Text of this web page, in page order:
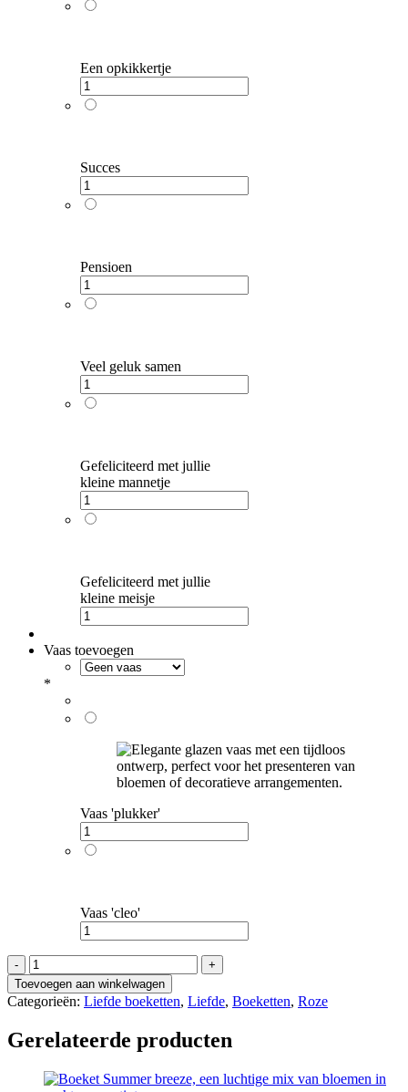
Een opkikkertje
Succes
Pensioen
Veel geluk samen
Gefeliciteerd met jullie
kleine mannetje
Gefeliciteerd met jullie
kleine meisje
Vaas toevoegen
*
Vaas 'plukker'
Vaas 'cleo'
Priscilla
aantal
Toevoegen aan winkelwagen
Categorieën: Liefde boeketten, Liefde, Boeketten, Roze
Gerelateerde producten